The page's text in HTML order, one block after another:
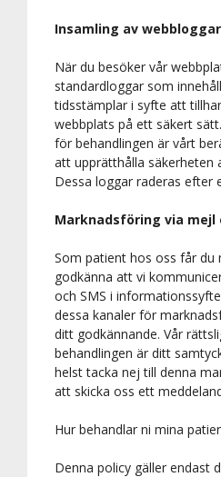
Insamling av webbloggar
När du besöker vår
standardloggar som
tidsstämplar i syfte att
webbplats på ett säkert
för behandlingen är vårt
att upprätthålla säkerheten
Dessa loggar raderas efter
Marknadsföring via
Som patient hos oss får
godkänna att vi
och SMS i
dessa kanaler för
ditt godkännande. Vår
behandlingen är ditt
helst tacka nej till denna
att skicka oss ett
Hur behandlar ni mina
Denna policy gäller endast